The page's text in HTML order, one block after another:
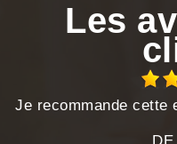
Les
Je recommande cette